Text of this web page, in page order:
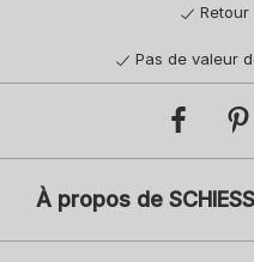
Pas de valeur
À propos de